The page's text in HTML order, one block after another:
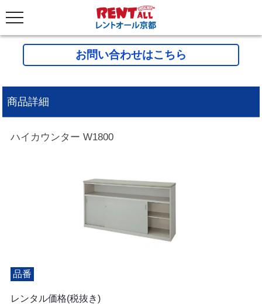
お問い合わせはこちら
商品詳細
ハイカウンター W1800
品番
レンタル価格(税抜き)